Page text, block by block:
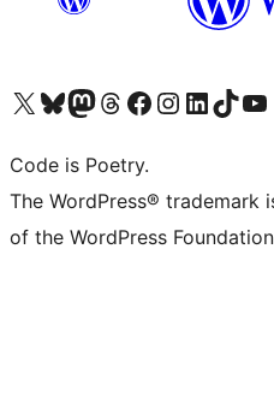
ຢ້ຽມຊົມບັນຊີ X (ຊື່ເກົ່າ Twitter) ຂອງພວກເຮົາຢ້ຽມຊົມບັນຊີ Bluesky ຂອງພວກເຮົາຢ້ຽມຊົມບັນຊີ Mastodon ຂອງພວກເຮົາຢ້ຽມຊົມບັນຊີ Threads ຂອງພວກເຮົາຢ້ຽມຊົມໜ້າ Facebook ຂອງພວກເຮົາຢ້ຽມຊົມບັນຊີ Instagram ຂອງພວກເຮົາຢ້ຽມຊົມບັນຊີ LinkedIn ຂອງພວກເຮົາຢ້ຽມຊົມບັນຊີ TikTok ຂອງພວກເຮົາ
ຢ້ຽມຊົມຊ່ອງ
Code is Poetry.
The WordPress®
of the WordPress